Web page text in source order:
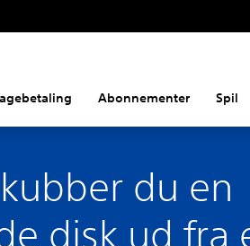
Abonnementer Spil
du en
disk ud fra